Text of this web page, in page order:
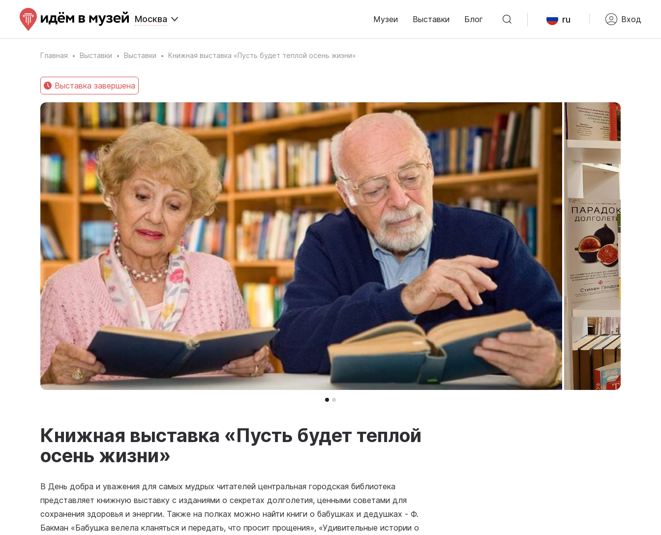
Москва Музеи Выставки Блог ru Вход
Главная Выставки Выставки Книжная выставка «Пусть будет теплой осень жизни»
Выставка завершена
Книжная выставка «Пусть будет теплой
осень жизни»
В День добра и уважения для самых мудрых читателей центральная городская библиотека
представляет книжную выставку с изданиями о секретах долголетия, ценными советами для
сохранения здоровья и энергии. Также на полках можно найти книги о бабушках и дедушках - Ф.
Бакман «Бабушка велела кланяться и передать, что просит прощения», «Удивительные истории о